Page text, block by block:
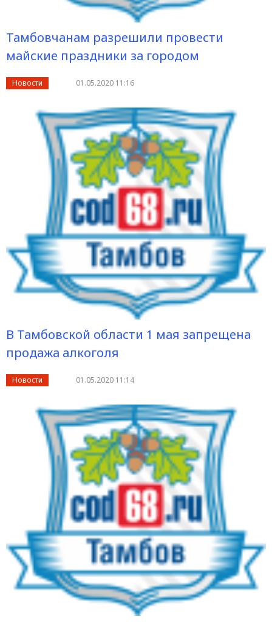
Тамбовчанам разрешили провести
майские праздники за городом
Новости 01.05.2020 11:16
В Тамбовской области 1 мая запрещена
продажа алкоголя
Новости 01.05.2020 11:14